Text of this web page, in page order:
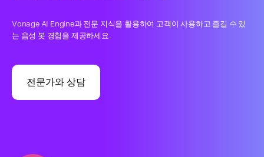
Vonage AI Engine과 전문 지식을 활용하여 고객이 사용하고 즐길 수 있
는 음성 봇 경험을 제공하세요.
전문가와 상담